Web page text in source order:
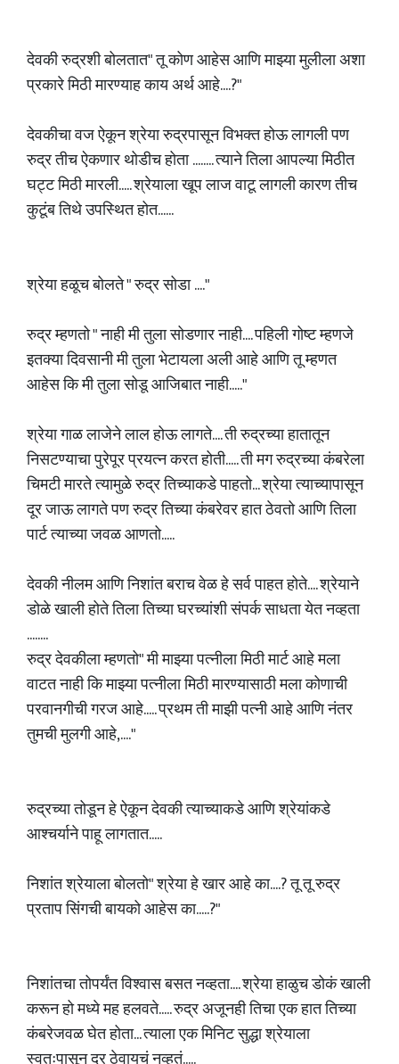
देवकी रुद्रशी बोलतात" तू कोण आहेस आणि माझ्या मुलीला अशा
प्रकारे मिठी मारण्याह काय अर्थ आहे....?"
देवकीचा वज ऐकून श्रेया रुद्रपासून विभक्त होऊ लागली पण
रुद्र तीच ऐकणार थोडीच होता ........ त्याने तिला आपल्या मिठीत
घट्ट मिठी मारली..... श्रेयाला खूप लाज वाटू लागली कारण तीच
कुटूंब तिथे उपस्थित होत......
श्रेया हळूच बोलते " रुद्र सोडा ...."
रुद्र म्हणतो " नाही मी तुला सोडणार नाही.... पहिली गोष्ट म्हणजे
इतक्या दिवसानी मी तुला भेटायला अली आहे आणि तू म्हणत
आहेस कि मी तुला सोडू आजिबात नाही....."
श्रेया गाळ लाजेने लाल होऊ लागते.... ती रुद्रच्या हातातून
निसटण्याचा पुरेपूर प्रयत्न करत होती..... ती मग रुद्रच्या कंबरेला
चिमटी मारते त्यामुळे रुद्र तिच्याकडे पाहतो... श्रेया त्याच्यापासून
दूर जाऊ लागते पण रुद्र तिच्या कंबरेवर हात ठेवतो आणि तिला
पार्ट त्याच्या जवळ आणतो.....
देवकी नीलम आणि निशांत बराच वेळ हे सर्व पाहत होते.... श्रेयाने
डोळे खाली होते तिला तिच्या घरच्यांशी संपर्क साधता येत नव्हता
........
रुद्र देवकीला म्हणतो" मी माझ्या पत्नीला मिठी मार्ट आहे मला
वाटत नाही कि माझ्या पत्नीला मिठी मारण्यासाठी मला कोणाची
परवानगीची गरज आहे..... प्रथम ती माझी पत्नी आहे आणि नंतर
तुमची मुलगी आहे,...."
रुद्रच्या तोडून हे ऐकून देवकी त्याच्याकडे आणि श्रेयांकडे
आश्चर्याने पाहू लागतात.....
निशांत श्रेयाला बोलतो" श्रेया हे खार आहे का....? तू तू रुद्र
प्रताप सिंगची बायको आहेस का.....?"
निशांतचा तोपर्यंत विश्वास बसत नव्हता.... श्रेया हाळुच डोकं खाली
करून हो मध्ये मह हलवते..... रुद्र अजूनही तिचा एक हात तिच्या
कंबरेजवळ घेत होता... त्याला एक मिनिट सुद्धा श्रेयाला